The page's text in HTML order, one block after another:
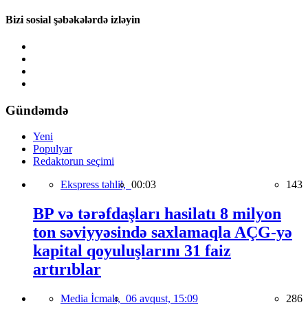
Bizi sosial şəbəkələrdə izləyin
Gündəmdə
Yeni
Populyar
Redaktorun seçimi
Ekspress təhlil, 00:03 143
BP və tərəfdaşları hasilatı 8 milyon
ton səviyyəsində saxlamaqla AÇG-yə
kapital qoyuluşlarını 31 faiz
artırıblar
Media İcmalı, 06 avqust, 15:09 286